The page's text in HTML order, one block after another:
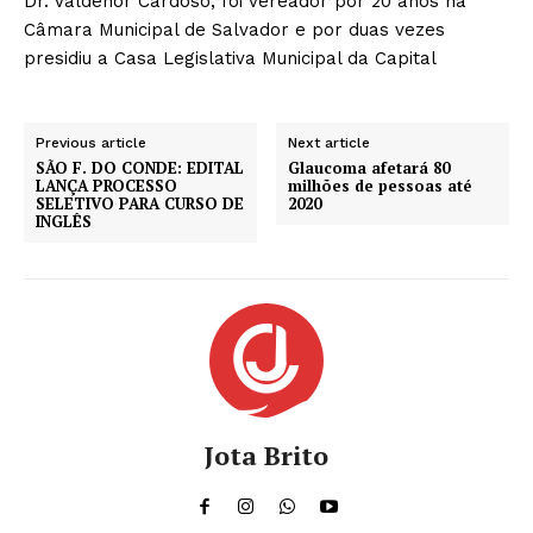
Câmara Municipal de Salvador e por duas vezes
presidiu a Casa Legislativa Municipal da Capital
Previous article
SÃO F. DO CONDE: EDITAL
LANÇA PROCESSO
SELETIVO PARA CURSO DE
INGLÊS
Next article
Glaucoma afetará 80
milhões de pessoas até
2020
Jota Brito